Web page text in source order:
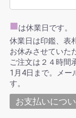
■は休業日です。
休業日は印鑑、表
お休みさせていた
ご注文は２４時間
1月4日まで。メー
す。
お支払いにつ